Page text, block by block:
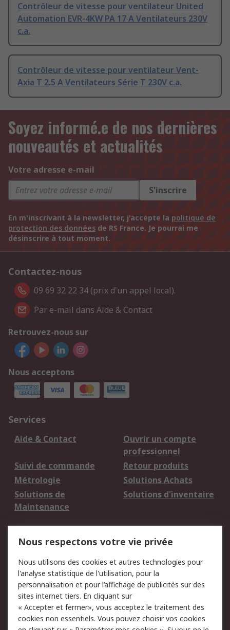
Contrôleur de vitesse pour ventilateur United
Automation EVR-4KW PA 17 A Ventilateurs 230V
c.a.
Contrôleur de vitesse pour ventilateur Vent-
Axia T 2.5 A Ventilateurs Série T 230V c.a.
Soyez informé.e de nos dernières
nouveautés et actualités
Votre adresse e-mail
S'inscrire
En m'inscrivant à la newsletter, j'accepte la politique de
protection des données de RS France. Je pourrai me
désinscrire à tout moment.
Contactez-nous
09 69 32 22 34 (prix d'un appel local).
Par e-mail dans Aide & Contact
Retrouvez-nous sur
Nous acceptons
Services
Aide & Contact
Ouvrir un compte
professionnel
Suivi de commande
Retour produits
Métrologie
Solutions Achats
Solutions de
Maintenance
Solutions d'inventaire
du site
Politique de protection
des données - Mise à
jour
Sécurité des E-mails
Conditions générales
Politique anti-
Nous respectons votre vie privée
Nous utilisons des cookies et autres technologies pour
l'analyse statistique de l'utilisation, pour la
personnalisation et pour l’affichage de publicités sur des
sites internet tiers. En cliquant sur
« Accepter et fermer», vous acceptez le traitement des
cookies non essentiels. Vous pouvez choisir vos cookies